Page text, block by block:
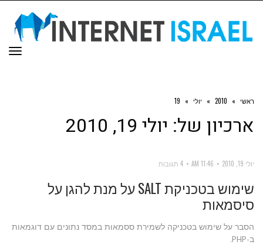
ראשי »
2010
» יולי »
19
ארכיון של: יולי 19, 2010
יולי 19, 2010 11:46 AM 4 תגובות
שימוש בטכניקת SALT על מנת להגן על
סיסמאות
הסבר על שימוש בטכניקה לשמירת ססמאות במסד נתונים עם דוגמאות
ב-PHP.